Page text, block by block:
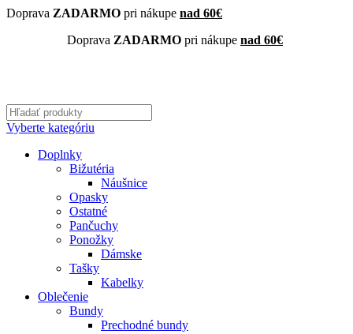
Doprava ZADARMO pri nákupe nad 60€
Doprava ZADARMO pri nákupe nad 60€
Vyberte kategóriu
Doplnky
Bižutéria
Náušnice
Opasky
Ostatné
Pančuchy
Ponožky
Dámske
Tašky
Kabelky
Oblečenie
Bundy
Prechodné bundy